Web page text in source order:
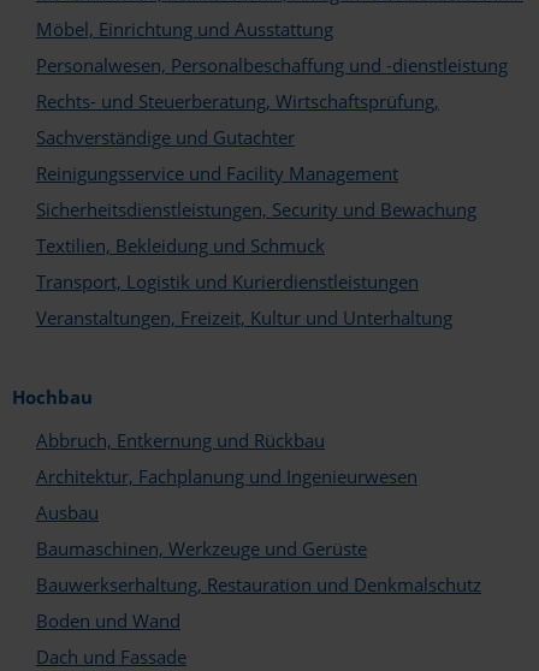
Hersteller und Handel
Fachunternehmen
Abbruch und Sanierung
Aufzugs- und Fördertechnik
Ausbau
Baugeräte und Baustoffe
Bauwerkserhaltung
Boden und Wand
Möbel, Einrichtung und Ausstattung
Personalwesen, Personalbeschaffung und -dienstleistung
Rechts- und Steuerberatung, Wirtschaftsprüfung,
Sachverständige und Gutachter
Reinigungsservice und Facility Management
Sicherheitsdienstleistungen, Security und Bewachung
Textilien, Bekleidung und Schmuck
Transport, Logistik und Kurierdienstleistungen
Veranstaltungen, Freizeit, Kultur und Unterhaltung
Hochbau
Abbruch, Entkernung und Rückbau
Architektur, Fachplanung und Ingenieurwesen
Ausbau
Baumaschinen, Werkzeuge und Gerüste
Bauwerkserhaltung, Restauration und Denkmalschutz
Boden und Wand
Dach und Fassade